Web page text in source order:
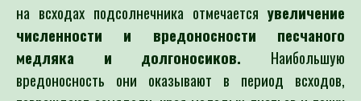
на всходах подсолнечника отмечается увеличение
численности и вредоносности песчаного
медляка и долгоносиков. Наибольшую
вредоносность они оказывают в период всходов,
повреждают семядоли, края молодых листьев и точку